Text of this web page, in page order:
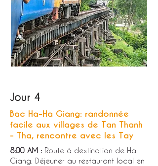
Jour 4
Bac Ha-Ha Giang: randonnée
facile aux villages de Tan Thanh
- Tha, rencontre avec les Tay
8:00 AM : Route à destination de Ha
Giang. Déjeuner au restaurant local en